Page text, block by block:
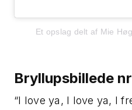
Et opslag delt af Mie
Bryllupsbillede
“I love ya, I love ya, I